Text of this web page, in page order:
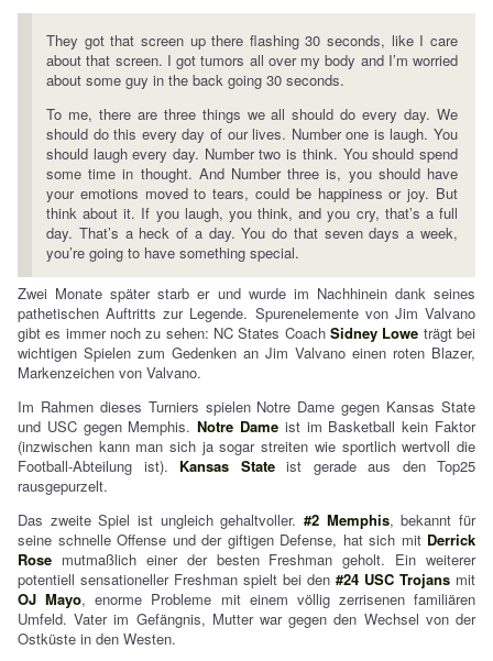
They got that screen up there flashing 30 seconds, like I care
about that screen. I got tumors all over my body and I’m worried
about some guy in the back going 30 seconds.
To me, there are three things we all should do every day. We
should do this every day of our lives. Number one is laugh. You
should laugh every day. Number two is think. You should spend
some time in thought. And Number three is, you should have
your emotions moved to tears, could be happiness or joy. But
think about it. If you laugh, you think, and you cry, that’s a full
day. That’s a heck of a day. You do that seven days a week,
you’re going to have something special.
Zwei Monate später starb er und wurde im Nachhinein dank seines
pathetischen Auftritts zur Legende. Spurenelemente von Jim Valvano
gibt es immer noch zu sehen: NC States Coach Sidney Lowe trägt bei
wichtigen Spielen zum Gedenken an Jim Valvano einen roten Blazer,
Markenzeichen von Valvano.
Im Rahmen dieses Turniers spielen Notre Dame gegen Kansas State
und USC gegen Memphis.Notre Dame ist im Basketball kein Faktor
(inzwischen kann man sich ja sogar streiten wie sportlich wertvoll die
Football-Abteilung ist). Kansas Stateist gerade aus den Top25
rausgepurzelt.
Das zweite Spiel ist ungleich gehaltvoller. #2 Memphis, bekannt für
seine schnelle Offense und der giftigen Defense, hat sich mit Derrick
Rose mutmaßlich einer der besten Freshman geholt. Ein weiterer
potentiell sensationeller Freshman spielt bei den #24 USC Trojans mit
OJ Mayo, enorme Probleme mit einem völlig zerrisenen familiären
Umfeld. Vater im Gefängnis, Mutter war gegen den Wechsel von der
Ostküste in den Westen.